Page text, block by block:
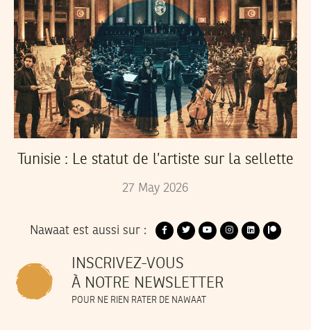
Tunisie : Le statut de l’artiste sur la sellette
27 May 2026
Nawaat est aussi sur :
INSCRIVEZ-VOUS
À NOTRE NEWSLETTER
POUR NE RIEN RATER DE NAWAAT